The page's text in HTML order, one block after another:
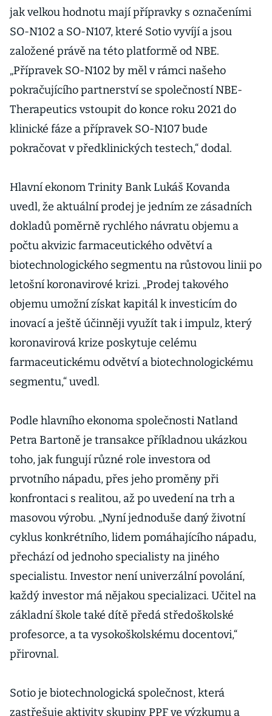
jak velkou hodnotu mají přípravky s označeními
SO-N102 a SO-N107, které Sotio vyvíjí a jsou
založené právě na této platformě od NBE.
„Přípravek SO-N102 by měl v rámci našeho
pokračujícího partnerství se společností NBE-
Therapeutics vstoupit do konce roku 2021 do
klinické fáze a přípravek SO-N107 bude
pokračovat v předklinických testech,“ dodal.
Hlavní ekonom Trinity Bank Lukáš Kovanda
uvedl, že aktuální prodej je jedním ze zásadních
dokladů poměrně rychlého návratu objemu a
počtu akvizic farmaceutického odvětví a
biotechnologického segmentu na růstovou linii po
letošní koronavirové krizi. „Prodej takového
objemu umožní získat kapitál k investicím do
inovací a ještě účinněji využít tak i impulz, který
koronavirová krize poskytuje celému
farmaceutickému odvětví a biotechnologickému
segmentu,“ uvedl.
Podle hlavního ekonoma společnosti Natland
Petra Bartoně je transakce příkladnou ukázkou
toho, jak fungují různé role investora od
prvotního nápadu, přes jeho proměny při
konfrontaci s realitou, až po uvedení na trh a
masovou výrobu. „Nyní jednoduše daný životní
cyklus konkrétního, lidem pomáhajícího nápadu,
přechází od jednoho specialisty na jiného
specialistu. Investor není univerzální povolání,
každý investor má nějakou specializaci. Učitel na
základní škole také dítě předá středoškolské
profesorce, a ta vysokoškolskému docentovi,“
přirovnal.
Sotio je biotechnologická společnost, která
zastřešuje aktivity skupiny PPF ve výzkumu a